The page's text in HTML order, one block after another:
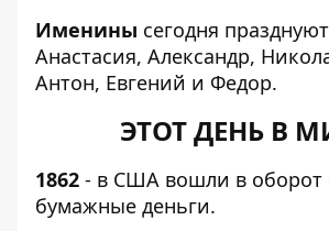
Именины сегодня празднуют
Анастасия, Александр,
Антон, Евгений и Федор.
ЭТОТ ДЕНЬ В
1862 - в США вошли в оборот
бумажные деньги.